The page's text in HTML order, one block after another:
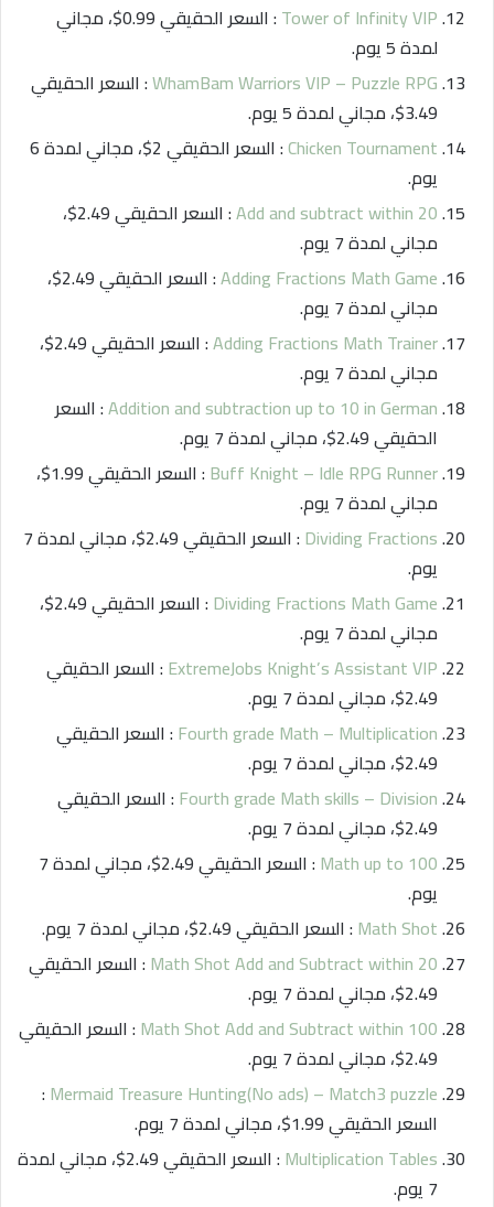
Tower of Infinity VIP
: السعر الحقيقي 0.99$، مجاني
لمدة 5 يوم.
WhamBam Warriors VIP – Puzzle RPG: السعر الحقيقي
3.49$، مجاني لمدة 5 يوم.
Chicken Tournament
: السعر الحقيقي 2$، مجاني لمدة 6
يوم.
Add and subtract within 20
: السعر الحقيقي 2.49$،
مجاني لمدة 7 يوم.
Adding Fractions Math Game
: السعر الحقيقي 2.49$،
مجاني لمدة 7 يوم.
Adding Fractions Math Trainer
: السعر الحقيقي 2.49$،
مجاني لمدة 7 يوم.
Addition and subtraction up to 10 in German: السعر
الحقيقي 2.49$، مجاني لمدة 7 يوم.
Buff Knight – Idle RPG Runner
: السعر الحقيقي 1.99$،
مجاني لمدة 7 يوم.
Dividing Fractions
: السعر الحقيقي 2.49$، مجاني لمدة 7
يوم.
Dividing Fractions Math Game
: السعر الحقيقي 2.49$،
مجاني لمدة 7 يوم.
ExtremeJobs Knight’s Assistant VIP: السعر الحقيقي
2.49$، مجاني لمدة 7 يوم.
Fourth grade Math – Multiplication: السعر الحقيقي
2.49$، مجاني لمدة 7 يوم.
Fourth grade Math skills – Division: السعر الحقيقي
2.49$، مجاني لمدة 7 يوم.
Math up to 100
: السعر الحقيقي 2.49$، مجاني لمدة 7
يوم.
Math Shot: السعر الحقيقي 2.49$، مجاني لمدة 7 يوم.
Math Shot Add and Subtract within 20: السعر الحقيقي
2.49$، مجاني لمدة 7 يوم.
Math Shot Add and Subtract within 100: السعر الحقيقي
2.49$، مجاني لمدة 7 يوم.
Mermaid Treasure Hunting(No ads) – Match3 puzzle
:
السعر الحقيقي 1.99$، مجاني لمدة 7 يوم.
Multiplication Tables
: السعر الحقيقي 2.49$، مجاني لمدة
7 يوم.